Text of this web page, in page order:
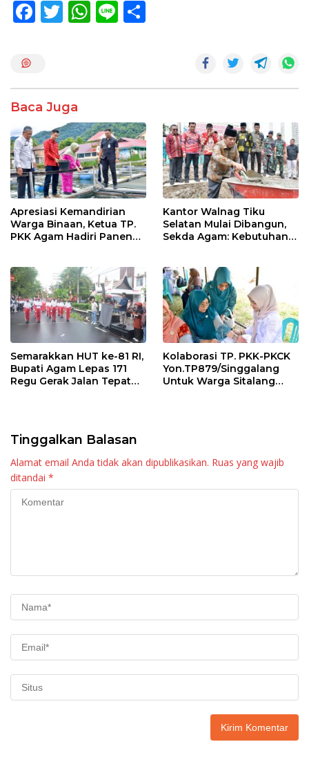
F
o
o
k
T W
p
p
Li
Baca Juga
Apresiasi Kemandirian
Warga Binaan, Ketua TP.
PKK Agam Hadiri Panen
Kantor Walnag Tiku
Selatan Mulai Dibangun,
Sekda Agam: Kebutuhan
Semarakkan HUT ke-81 RI,
Bupati Agam Lepas 171
Regu Gerak Jalan Tepat
Kolaborasi TP. PKK-PKCK
Yon.TP879/Singgalang
Untuk Warga Sitalang
Tinggalkan Balasan
Alamat email Anda tidak akan dipublikasikan. Ruas yang wajib
ditandai *